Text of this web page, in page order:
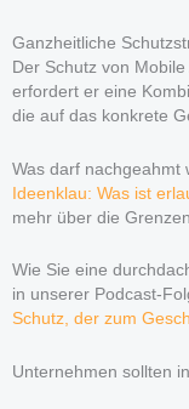
Ganzheitliche
Der Schutz von
erfordert er eine
die auf das konkrete
Was darf nachgeahmt
Ideenklau: Was ist
mehr über die
Wie Sie eine
in unserer Podcast-
Schutz, der zum
Unternehmen sollten